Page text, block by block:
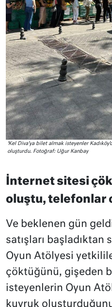
‘Kel Diva’ya bilet almak isteyenler
oluşturdu. Fotoğraf: Uğur Kanbay
İnternet sitesi
oluştu, telefonlar
Ve beklenen gün
satışları başladıktan
Oyun Atölyesi
çöktüğünü, gişeden
isteyenlerin Oyun
kuyruk